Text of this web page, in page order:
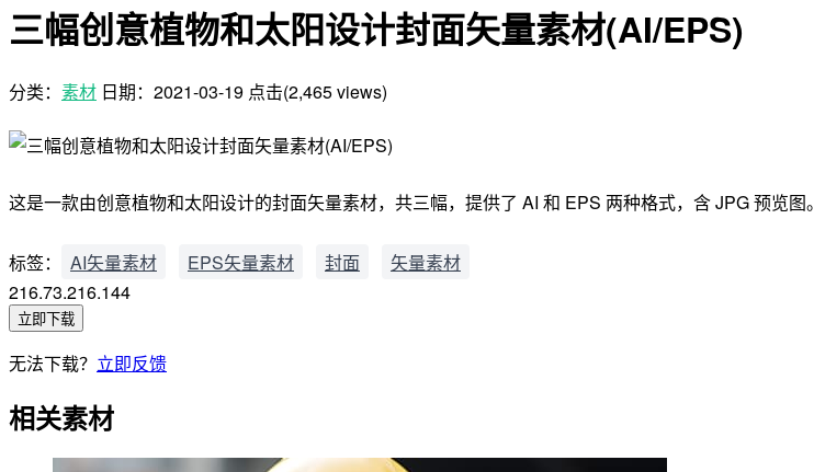
三幅创意植物和太阳设计封面矢量素材(AI/EPS)
分类： 素材 日期： 2021-03-19 点击(2,465 views)
这是一款由创意植物和太阳设计的封面矢量素材，共三幅，提供了 AI 和 EPS 两种格式，含 JPG 预览图。
标签： AI矢量素材 EPS矢量素材 封面
矢量素材
216.73.216.144
立即下载
无法下载？ 立即反馈
相关素材